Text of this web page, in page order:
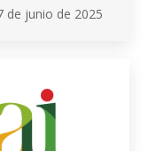
de junio de 2025